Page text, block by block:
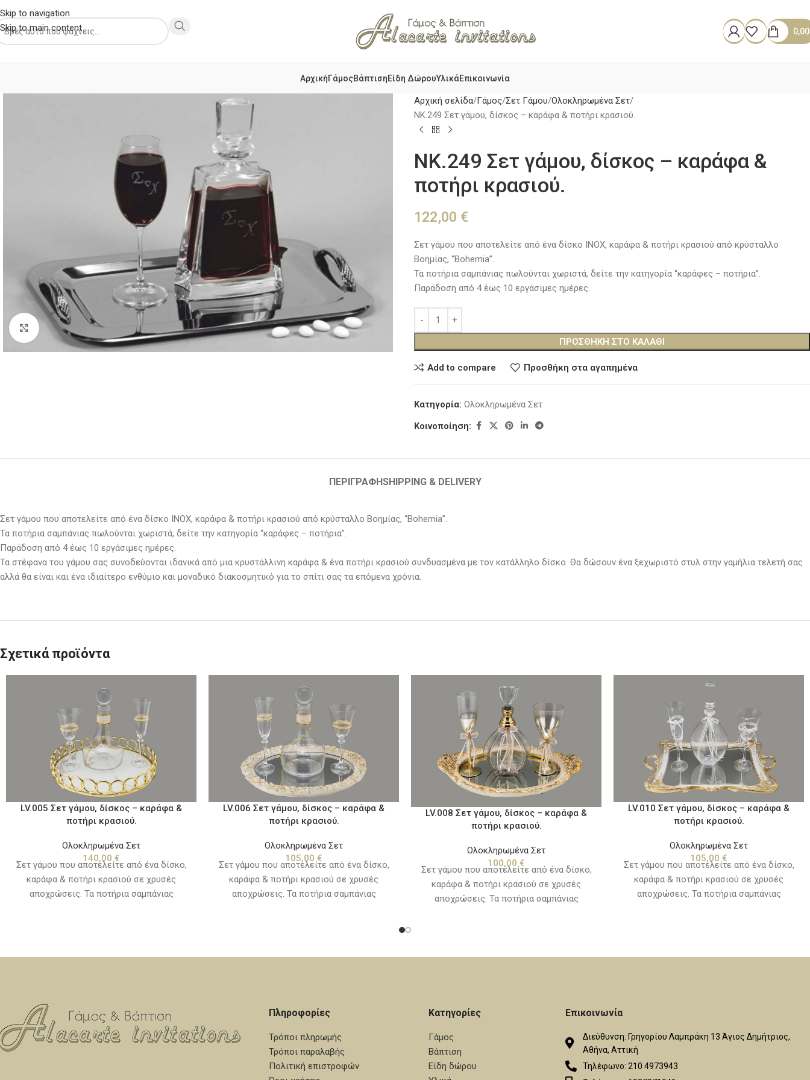
Skip to navigation
Skip to main content
ΑρχικήΓάμοςΒάπτισηΕίδη ΔώρουΥλικάΕπικοινωνία
Κλικ για μεγέθυνση
Αρχική σελίδα Γάμος Σετ Γάμου Ολοκληρωμένα Σετ
NK.249 Σετ γάμου, δίσκος – καράφα & ποτήρι κρασιού.
NK.249 Σετ γάμου, δίσκος – καράφα &
ποτήρι κρασιού.
122,00 €
Σετ γάμου που αποτελείτε από ένα δίσκο ΙΝΟΧ, καράφα & ποτήρι κρασιού από κρύσταλλο
Βοημίας, “Bohemia”.
Τα ποτήρια σαμπάνιας πωλούνται χωριστά, δείτε την κατηγορία “καράφες – ποτήρια”.
Παράδοση από 4 έως 10 εργάσιμες ημέρες.
ΠΡΟΣΘΉΚΗ ΣΤΟ ΚΑΛΆΘΙ
Add to compare Προσθήκη στα αγαπημένα
Κατηγορία: Ολοκληρωμένα Σετ
Κοινοποίηση:
ΠΕΡΙΓΡΑΦΉSHIPPING & DELIVERY
Σετ γάμου που αποτελείτε από ένα δίσκο ΙΝΟΧ, καράφα & ποτήρι κρασιού από κρύσταλλο Βοημίας, “Bohemia”.
Τα ποτήρια σαμπάνιας πωλούνται χωριστά, δείτε την κατηγορία “καράφες – ποτήρια”.
Παράδοση από 4 έως 10 εργάσιμες ημέρες.
Τα στέφανα του γάμου σας συνοδεύονται ιδανικά από μια κρυστάλλινη καράφα & ένα ποτήρι κρασιού συνδυασμένα με τον κατάλληλο δίσκο. Θα δώσουν ένα ξεχωριστό στυλ στην γαμήλια τελετή σας
αλλά θα είναι και ένα ιδιαίτερο ενθύμιο και μοναδικό διακοσμητικό για το σπίτι σας τα επόμενα χρόνια.
Σχετικά προϊόντα
LV.005 Σετ γάμου, δίσκος – καράφα &
ποτήρι κρασιού.
Ολοκληρωμένα Σετ
140,00 €
Σετ γάμου που αποτελείτε από ένα δίσκο,
καράφα & ποτήρι κρασιού σε χρυσές
αποχρώσεις. Τα ποτήρια σαμπάνιας
LV.006 Σετ γάμου, δίσκος – καράφα &
ποτήρι κρασιού.
Ολοκληρωμένα Σετ
105,00 €
Σετ γάμου που αποτελείτε από ένα δίσκο,
καράφα & ποτήρι κρασιού σε χρυσές
αποχρώσεις. Τα ποτήρια σαμπάνιας
LV.008 Σετ γάμου, δίσκος – καράφα &
ποτήρι κρασιού.
Ολοκληρωμένα Σετ
100,00 €
Σετ γάμου που αποτελείτε από ένα δίσκο,
καράφα & ποτήρι κρασιού σε χρυσές
αποχρώσεις. Τα ποτήρια σαμπάνιας
LV.010 Σετ γάμου, δίσκος – καράφα &
ποτήρι κρασιού.
Ολοκληρωμένα Σετ
105,00 €
Σετ γάμου που αποτελείτε από ένα δίσκο,
καράφα & ποτήρι κρασιού σε χρυσές
αποχρώσεις. Τα ποτήρια σαμπάνιας
Πληροφορίες
Τρόποι πληρωμής
Τρόποι παραλαβής
Πολιτική επιστροφών
Κατηγορίες
Γάμος
Βάπτιση
Είδη δώρου
Επικοινωνία
Διεύθυνση: Γρηγορίου Λαμπράκη 13 Άγιος Δημήτριος,
Αθήνα, Αττική
Τηλέφωνο: 210 4973943